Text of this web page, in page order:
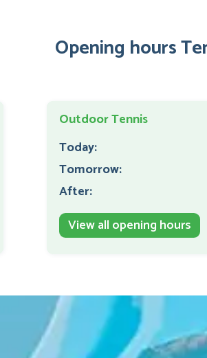
Opening hours
Outdoor Tennis
Today:
Tomorrow:
After:
View all opening hours